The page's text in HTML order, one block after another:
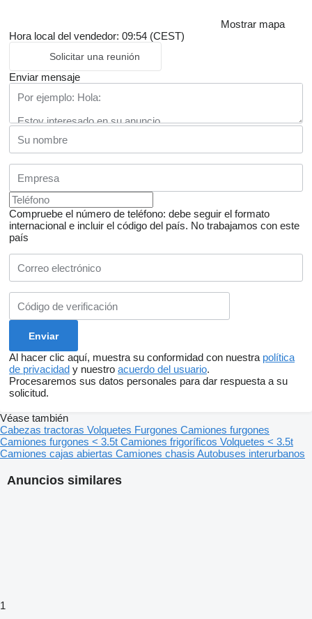
Mostrar mapa
Hora local del vendedor: 09:54 (CEST)
Solicitar una reunión
Enviar mensaje
Compruebe el número de teléfono: debe seguir el formato
internacional e incluir el código del país. No trabajamos con este
país
Al hacer clic aquí, muestra su conformidad con nuestra política
de privacidad y nuestro acuerdo del usuario.
Procesaremos sus datos personales para dar respuesta a su
solicitud.
Anuncios similares
1
Véase también
Cabezas tractoras Volquetes Furgones Camiones furgones
Camiones furgones < 3.5t Camiones frigoríficos Volquetes < 3.5t
Camiones cajas abiertas Camiones chasis Autobuses interurbanos